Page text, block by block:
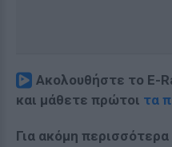
Ακολουθήστε το E-
και μάθετε πρώτοι τα
Για ακόμη περισσότερα